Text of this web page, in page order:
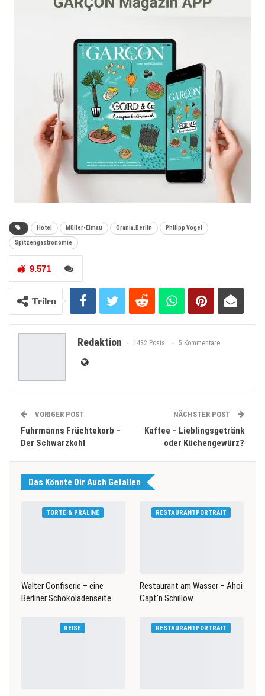
Hotel Müller-Elmau Orania.Berlin Philipp Vogel
Spitzengastronomie
9.571
Teilen
Redaktion 1432 Posts 5 Kommentare
VORIGER POST
Fuhrmanns Früchtekorb –
Der Schwarzkohl
NÄCHSTER POST
Kaffee – Lieblingsgetränk
oder Küchengewürz?
Das Könnte Dir Auch Gefallen
TORTE & PRALINE
Walter Confiserie – eine
Berliner Schokoladenseite
RESTAURANTPORTRAIT
Restaurant am Wasser – Ahoi
Capt’n Schillow
REISE RESTAURANTPORTRAIT